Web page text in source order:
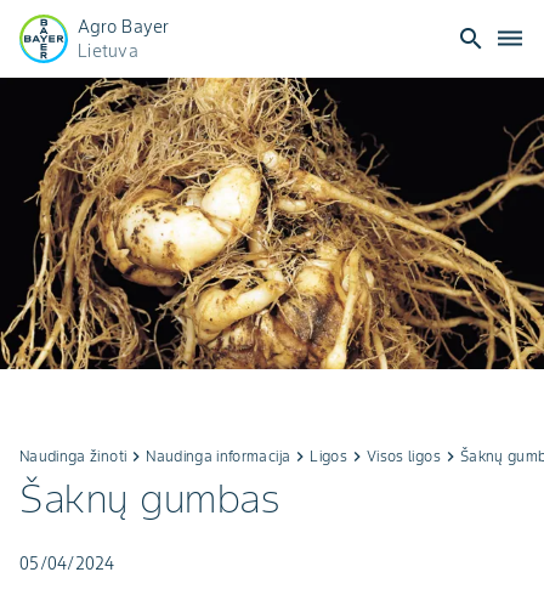
Agro Bayer
Lietuva
search dehaze
Naudinga žinoti keyboard_arrow_right Naudinga informacija keyboard_arrow_right Ligos keyboard_arrow_right Visos ligoskeyboard_arrow_right Šaknų
Šaknų gumbas
05/04/2024